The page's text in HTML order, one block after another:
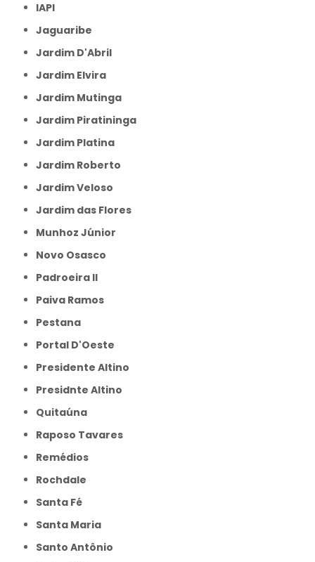
IAPI
Jaguaribe
Jardim D'Abril
Jardim Elvira
Jardim Mutinga
Jardim Piratininga
Jardim Platina
Jardim Roberto
Jardim Veloso
Jardim das Flores
Munhoz Júnior
Novo Osasco
Padroeira II
Paiva Ramos
Pestana
Portal D'Oeste
Presidente Altino
Presidnte Altino
Quitaúna
Raposo Tavares
Remédios
Rochdale
Santa Fé
Santa Maria
Santo Antônio